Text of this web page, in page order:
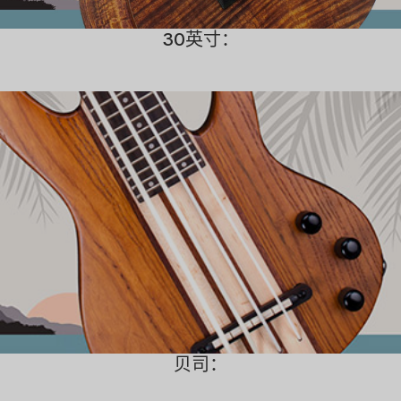
30英寸：
贝司：